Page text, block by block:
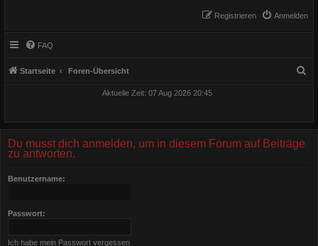
Anmelden
Registrieren
FAQ
Startseite Foren-Übersicht
Aktuelle Zeit: 07 Aug 2026 20:45
Du musst dich anmelden, um in diesem Forum auf Beiträge
zu antworten.
Benutzername:
Passwort:
Ich habe mein Passwort vergessen